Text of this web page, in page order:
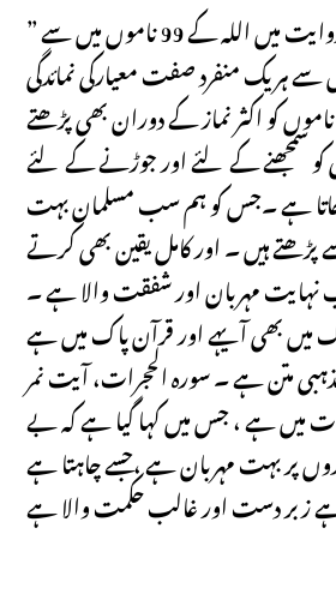
” الطیف: اسلامی روایت میں اللہ کے 99 ناموں میں سے
ہر یک منفرد صفت معیارکی نمائدگی
کو اکثر نماز کے دوران بھی پڑھتے
کو سمجھنے کے لئے اور جوڑنے کے لئے
جاتا ہے ۔جس کو ہم سب مسلمان بہت
ہیں ۔ اور کامل یقین بھی کرتے
نہایت مہربان اور شفقت والا ہے ۔
میں بھی آیہے اور قرآن پاک میں ہے
متن ہے ۔ سورہ الحجرات، آیت نمر
میں ہے ، جس میں کہا گیا ہے کہ بے
پر بہت مہربان ہے ،جسے چاہتا ہے
زبر دست اور غالب حکمت والا ہے